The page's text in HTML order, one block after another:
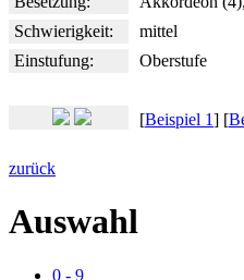
Schwierigkeit:
mittel
Einstufung:
Oberstufe
[Beispiel 1] [
zurück
Auswahl
0 - 9